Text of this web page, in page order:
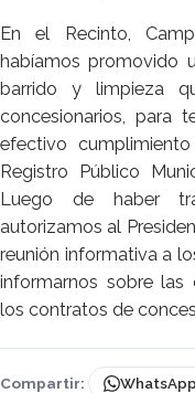
En el Recinto,
habíamos promovido
barrido y limpieza
concesionarios, para
efectivo
Registro Público
Luego de haber
autorizamos al
reunión informativa a
informarnos sobre las
los contratos de
Compartir: WhatsApp